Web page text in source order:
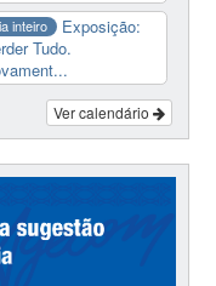
inteiro
Exposição:
Tudo.
Ver calendário